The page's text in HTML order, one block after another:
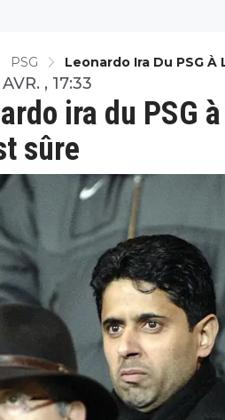
PSG Leonardo Ira Du PSG
ira du PSG
sûre
, 17:33